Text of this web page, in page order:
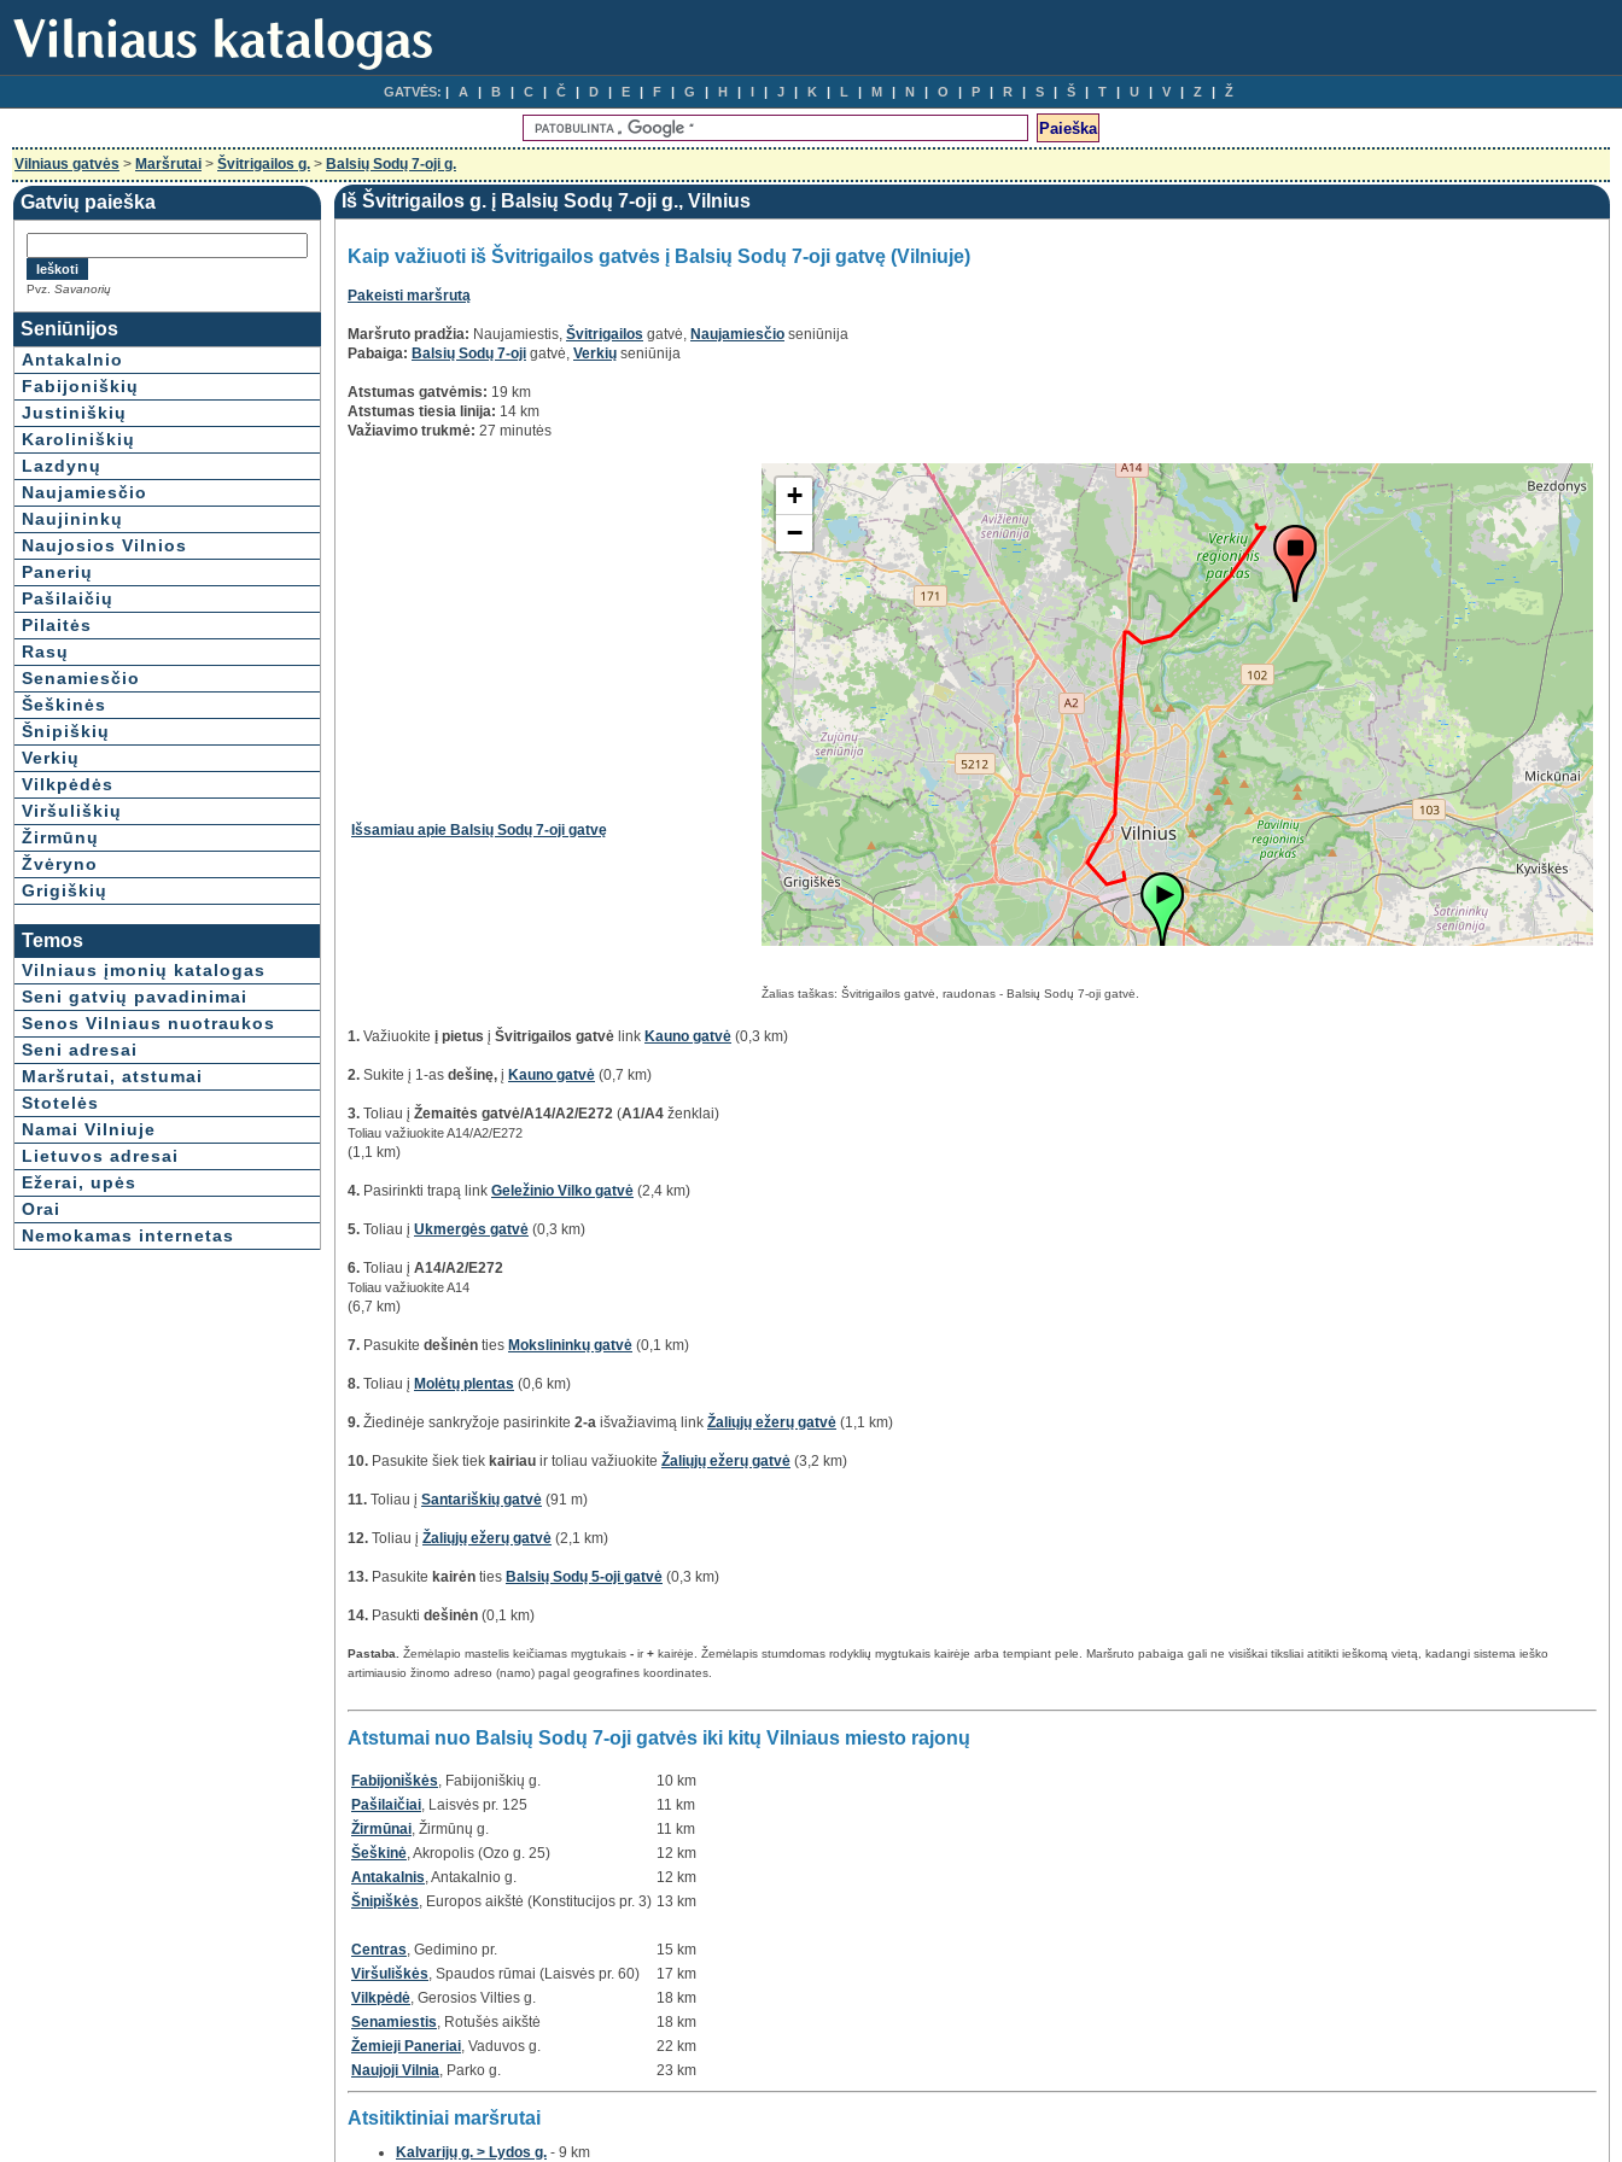
GATVĖS: A B C Č D E F G H I J K L M N O P R S Š T U V Z Ž
Vilniaus gatvės > Maršrutai > Švitrigailos g. > Balsių Sodų 7-oji g.
Gatvių paieška
Pvz. Savanorių
Seniūnijos
Antakalnio
Fabijoniškių
Justiniškių
Karoliniškių
Lazdynų
Naujamiesčio
Naujininkų
Naujosios Vilnios
Panerių
Pašilaičių
Pilaitės
Rasų
Senamiesčio
Šeškinės
Šnipiškių
Verkių
Vilkpėdės
Viršuliškių
Žirmūnų
Žvėryno
Grigiškių
Temos
Vilniaus įmonių katalogas
Seni gatvių pavadinimai
Senos Vilniaus nuotraukos
Seni adresai
Maršrutai, atstumai
Stotelės
Namai Vilniuje
Lietuvos adresai
Ežerai, upės
Orai
Nemokamas internetas
Iš Švitrigailos g. į Balsių Sodų 7-oji g., Vilnius
Kaip važiuoti iš Švitrigailos gatvės į Balsių Sodų 7-oji gatvę (Vilniuje)
Pakeisti maršrutą
Maršruto pradžia: Naujamiestis, Švitrigailos gatvė, Naujamiesčio seniūnija
Pabaiga: Balsių Sodų 7-oji gatvė, Verkių seniūnija
Atstumas gatvėmis: 19 km
Atstumas tiesia linija: 14 km
Važiavimo trukmė: 27 minutės
Išsamiau apie Balsių Sodų 7-oji gatvę
+
−
Žalias taškas: Švitrigailos gatvė, raudonas - Balsių Sodų 7-oji gatvė.
1. Važiuokite į pietus į Švitrigailos gatvė link Kauno gatvė (0,3 km)
2. Sukite į 1-as dešinę, į Kauno gatvė (0,7 km)
3. Toliau į Žemaitės gatvė/A14/A2/E272 (A1/A4 ženklai)
Toliau važiuokite A14/A2/E272
(1,1 km)
4. Pasirinkti trapą link Geležinio Vilko gatvė (2,4 km)
5. Toliau į Ukmergės gatvė (0,3 km)
6. Toliau į A14/A2/E272
Toliau važiuokite A14
(6,7 km)
7. Pasukite dešinėn ties Mokslininkų gatvė (0,1 km)
8. Toliau į Molėtų plentas (0,6 km)
9. Žiedinėje sankryžoje pasirinkite 2-a išvažiavimą link Žaliųjų ežerų gatvė (1,1 km)
10. Pasukite šiek tiek kairiau ir toliau važiuokite Žaliųjų ežerų gatvė (3,2 km)
11. Toliau į Santariškių gatvė (91 m)
12. Toliau į Žaliųjų ežerų gatvė (2,1 km)
13. Pasukite kairėn ties Balsių Sodų 5-oji gatvė (0,3 km)
14. Pasukti dešinėn (0,1 km)
Pastaba. Žemėlapio mastelis keičiamas mygtukais - ir+ kairėje. Žemėlapis stumdomas rodyklių mygtukais kairėje arba tempiant pele. Maršruto pabaiga gali ne visiškai tiksliai atitikti ieškomą vietą, kadangi sistema ieško
artimiausio žinomo adreso (namo) pagal geografines koordinates.
Atstumai nuo Balsių Sodų 7-oji gatvės iki kitų Vilniaus miesto rajonų
Fabijoniškės , Fabijoniškių g.
10 km
Pašilaičiai , Laisvės pr. 125
11 km
Žirmūnai , Žirmūnų g.
11 km
Šeškinė , Akropolis (Ozo g. 25)
12 km
Antakalnis , Antakalnio g.
12 km
Šnipiškės , Europos aikštė (Konstitucijos pr. 3) 13 km
Centras , Gedimino pr.
15 km
Viršuliškės , Spaudos rūmai (Laisvės pr. 60)
17 km
Vilkpėdė , Gerosios Vilties g.
18 km
Senamiestis , Rotušės aikštė
18 km
Žemieji Paneriai , Vaduvos g.
22 km
Naujoji Vilnia , Parko g. 23 km
Atsitiktiniai maršrutai
Kalvarijų g. > Lydos g. - 9 km